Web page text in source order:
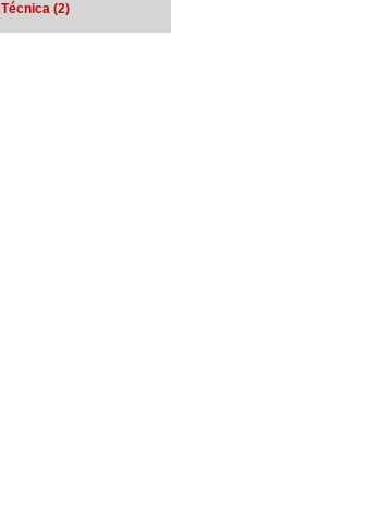
(2)